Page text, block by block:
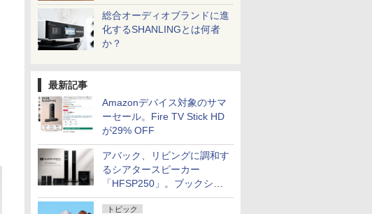
一気に聴く
総合オーディオブランドに進
化するSHANLINGとは何者
か？
最新記事
Amazonデバイス対象のサマ
ーセール。Fire TV Stick HD
が29% OFF
アバック、リビングに調和す
るシアタースピーカー
「HFSP250」。ブックシェ
ルフはペア3万円以下
トピック